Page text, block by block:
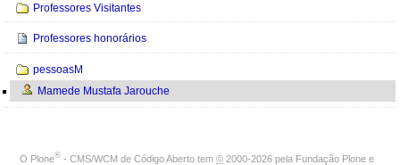
Professores Visitantes
Professores honorários
pessoasM
Mamede Mustafa Jarouche
O Plone® - CMS/WCM de Código Aberto tem © 2000-2026 pela Fundação Plone e